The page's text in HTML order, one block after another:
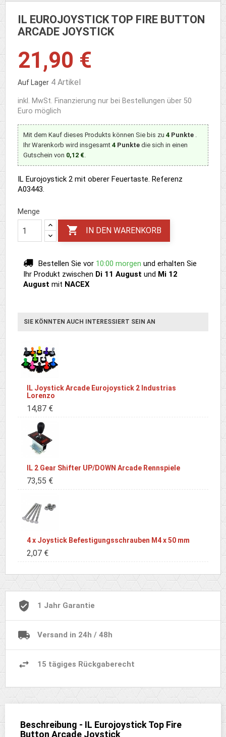
IL EUROJOYSTICK TOP FIRE BUTTON
ARCADE JOYSTICK
21,90 €
Auf Lager 4 Artikel
inkl. MwSt. Finanzierung nur bei Bestellungen über 50
Euro möglich
Mit dem Kauf dieses Produkts können Sie bis zu 4 Punkte .
Ihr Warenkorb wird insgesamt 4 Punkte die sich in einen
Gutschein von 0,12 €.
IL Eurojoystick 2 mit oberer Feuertaste. Referenz
A03443.
Menge
 IN DEN WARENKORB
Bestellen Sie vor 10:00 morgen und erhalten Sie
Ihr Produkt zwischen Di 11 August und Mi 12
August mit NACEX
SIE KÖNNTEN AUCH INTERESSIERT SEIN AN
IL Joystick Arcade Eurojoystick 2 Industrias
Lorenzo
14,87 €
IL 2 Gear Shifter UP/DOWN Arcade Rennspiele
73,55 €
4 x Joystick Befestigungsschrauben M4 x 50 mm
2,07 €
1 Jahr Garantie
Versand in 24h / 48h
15 tägiges Rückgaberecht
Beschreibung - IL Eurojoystick Top Fire
Button Arcade Joystick